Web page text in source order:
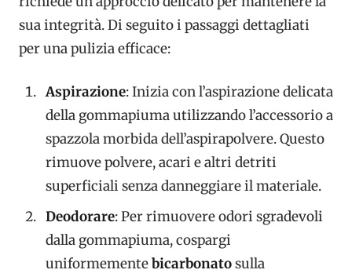
sua integrità. Di seguito i passaggi dettagliati
per una pulizia efficace:
Aspirazione: Inizia con l’aspirazione delicata
della gommapiuma utilizzando l’accessorio a
spazzola morbida dell’aspirapolvere. Questo
rimuove polvere, acari e altri detriti
superficiali senza danneggiare il materiale.
Deodorare: Per rimuovere odori sgradevoli
dalla gommapiuma, cospargi
uniformementebicarbonatosulla